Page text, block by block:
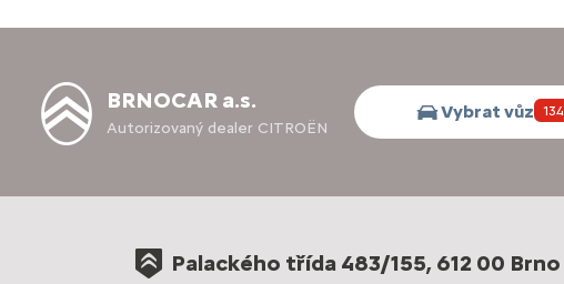
BRNOCAR a.s.
Autorizovaný dealer CITROËN
Vybrat vůz 134
Palackého třída 483/155, 612 00 Brno